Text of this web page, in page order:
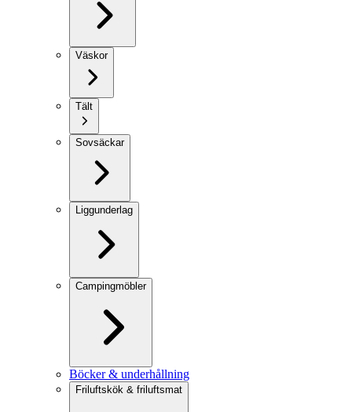
Väskor
Tält
Sovsäckar
Liggunderlag
Campingmöbler
Böcker & underhållning
Friluftskök & friluftsmat